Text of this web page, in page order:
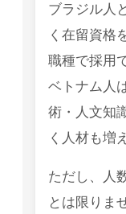
ブラジル人
く在留資格
職種で採用
ベトナム人
術・人文知
く人材も増
ただし、人
とは限りま